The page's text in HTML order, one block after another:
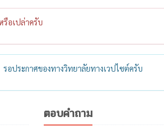
อเปล่าครับ
รอประกาศของทางวิทยาลัยทางเวปไซต์ครับ
ตอบคำถาม